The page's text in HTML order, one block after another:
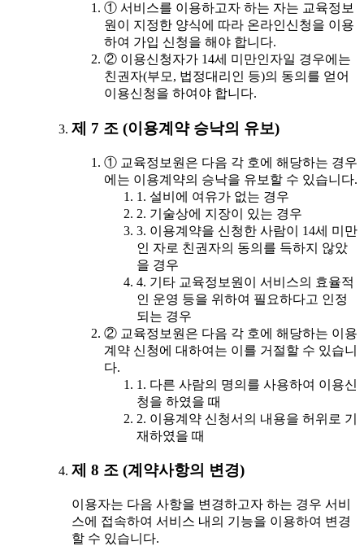
① 서비스를 이용하고자 하는 자는 교육정보
원이 지정한 양식에 따라 온라인신청을 이용
하여 가입 신청을 해야 합니다.
② 이용신청자가 14세 미만인자일 경우에는
친권자(부모, 법정대리인 등)의 동의를 얻어
이용신청을 하여야 합니다.
제 7 조 (이용계약 승낙의 유보)
① 교육정보원은 다음 각 호에 해당하는 경우
에는 이용계약의 승낙을 유보할 수 있습니다.
1. 설비에 여유가 없는 경우
2. 기술상에 지장이 있는 경우
3. 이용계약을 신청한 사람이 14세 미만
인 자로 친권자의 동의를 득하지 않았
을 경우
4. 기타 교육정보원이 서비스의 효율적
인 운영 등을 위하여 필요하다고 인정
되는 경우
② 교육정보원은 다음 각 호에 해당하는 이용
계약 신청에 대하여는 이를 거절할 수 있습니
다.
1. 다른 사람의 명의를 사용하여 이용신
청을 하였을 때
2. 이용계약 신청서의 내용을 허위로 기
재하였을 때
제 8 조 (계약사항의 변경)
이용자는 다음 사항을 변경하고자 하는 경우 서비
스에 접속하여 서비스 내의 기능을 이용하여 변경
할 수 있습니다.